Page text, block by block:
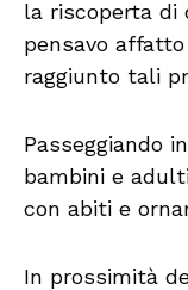
la riscoperta di
pensavo
raggiunto tali
Passeggiando
bambini e
con abiti e
In prossimità